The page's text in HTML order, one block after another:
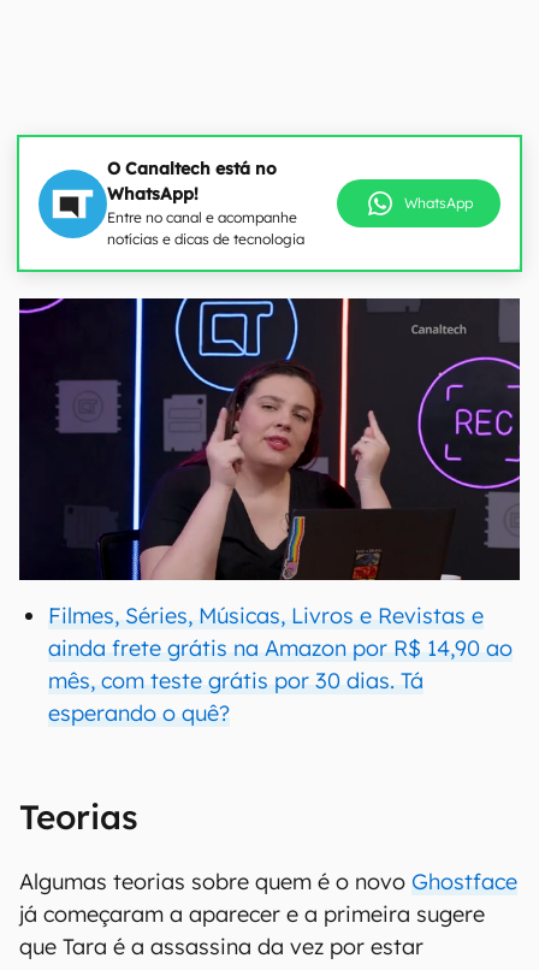
O Canaltech está no
WhatsApp!
Entre no canal e acompanhe
notícias e dicas de tecnologia
WhatsApp
Filmes, Séries, Músicas, Livros e Revistas e
ainda frete grátis na Amazon por R$ 14,90 ao
mês, com teste grátis por 30 dias. Tá
esperando o quê?
Teorias
Algumas teorias sobre quem é o novo Ghostface
já começaram a aparecer e a primeira sugere
que Tara é a assassina da vez por estar